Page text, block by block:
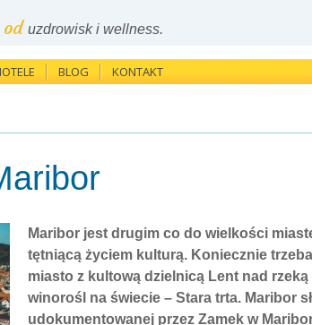
oduzdrowisk i wellness.
BLOG KONTAKT
Maribor jest drugim co do wielkości
tętniącą życiem kulturą. Koniecznie
miasto z kultową dzielnicą Lent nad
winorośl na świecie – Stara trta. Maribor
udokumentowanej przez Zamek w